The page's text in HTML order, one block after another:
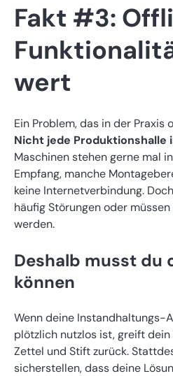
Fakt #3:
wert
Ein Problem, das in der
Nicht jede
Maschinen stehen gerne mal
Empfang, manche
keine Internetverbindung.
häufig Störungen oder
werden.
Deshalb musst du
können
Wenn deine Instandhaltungs-
plötzlich nutzlos ist, greift
Zettel und Stift zurück.
sicherstellen, dass deine